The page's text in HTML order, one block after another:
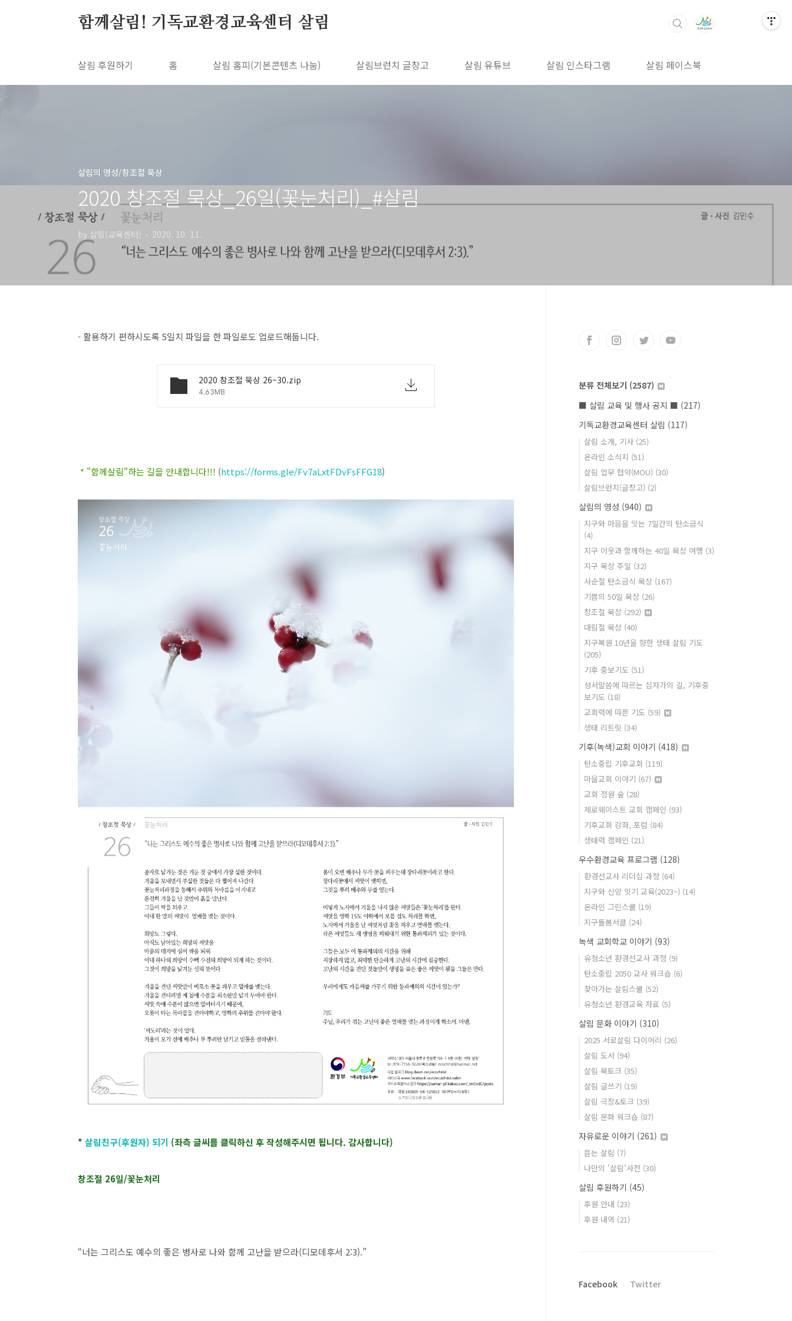
함께살림! 기독교환경교육센터 살림
살림 후원하기 홈 살림 홈피(기본콘텐츠 나눔) 살림브런치 글창고 살림 유튜브 살림 인스타그램 살림 페이스북
살림의 영성/창조절 묵상
2020 창조절 묵상_26일(꽃눈처리)_#살림
by 살림(교육센터) 2020. 10. 11.
- 활용하기 편하시도록 5일치 파일을 한 파일로도 업로드해둡니다.
2020 창조절 묵상 26~30.zip
4.63MB
* "함께살림"하는 길을 안내합니다!!! (https://forms.gle/Fv7aLxtFDvFsFFG18)
* 살림친구(후원자) 되기 (좌측 글씨를 클릭하신 후 작성해주시면 됩니다. 감사합니다)
창조절 26일/꽃눈처리
“너는 그리스도 예수의 좋은 병사로 나와 함께 고난을 받으라(디모데후서 2:3).”
분류 전체보기 (2587)
■ 살림 교육 및 행사 공지 ■ (217)
기독교환경교육센터 살림 (117)
살림 소개, 기사 (25)
온라인 소식지 (51)
살림 업무 협약(MOU) (30)
살림브런치(글창고) (2)
살림의 영성 (940)
지구와 마음을 잇는 7일간의 탄소금식
(4)
지구 이웃과 함께하는 40일 묵상 여행 (3)
지구 묵상 주일 (32)
사순절 탄소금식 묵상 (167)
기쁨의 50일 묵상 (26)
창조절 묵상 (292)
대림절 묵상 (40)
지구복원 10년을 향한 생태 살림 기도
(205)
기후 중보기도 (51)
성서말씀에 따르는 십자가의 길, 기후중
보기도 (18)
교회력에 따른 기도 (59)
생태 리트릿 (34)
기후(녹색)교회 이야기 (418)
탄소중립 기후교회 (119)
마을교회 이야기 (67)
교회 정원 숲 (28)
제로웨이스트 교회 캠페인 (93)
기후교회 강좌, 포럼 (84)
생태력 캠페인 (21)
우수환경교육 프로그램 (128)
환경선교사 리더십 과정 (64)
지구와 신앙 잇기 교육(2023~) (14)
온라인 그린스쿨 (19)
지구돌봄서클 (24)
녹색 교회학교 이야기 (93)
유청소년 환경선교사 과정 (9)
탄소중립 2050 교사 워크숍 (6)
찾아가는 살림스쿨 (52)
유청소년 환경교육 자료 (5)
살림 문화 이야기 (310)
2025 서로살림 다이어리 (26)
살림 도서 (94)
살림 북토크 (35)
살림 글쓰기 (19)
살림 극장&토크 (39)
살림 문화 워크숍 (87)
자유로운 이야기 (261)
듣는 살림 (7)
나만의 '살림'사전 (30)
살림 후원하기 (45)
후원 안내 (23)
후원 내역 (21)
Facebook Twitter